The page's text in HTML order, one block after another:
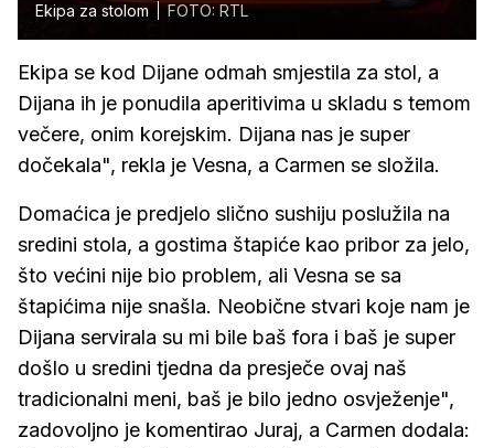
Ekipa za stolom FOTO: RTL
Ekipa se kod Dijane odmah smjestila za stol, a
Dijana ih je ponudila aperitivima u skladu s temom
večere, onim korejskim. Dijana nas je super
dočekala", rekla je Vesna, a Carmen se složila.
Domaćica je predjelo slično sushiju poslužila na
sredini stola, a gostima štapiće kao pribor za jelo,
što većini nije bio problem, ali Vesna se sa
štapićima nije snašla. Neobične stvari koje nam je
Dijana servirala su mi bile baš fora i baš je super
došlo u sredini tjedna da presječe ovaj naš
tradicionalni meni, baš je bilo jedno osvježenje",
zadovoljno je komentirao Juraj, a Carmen dodala: